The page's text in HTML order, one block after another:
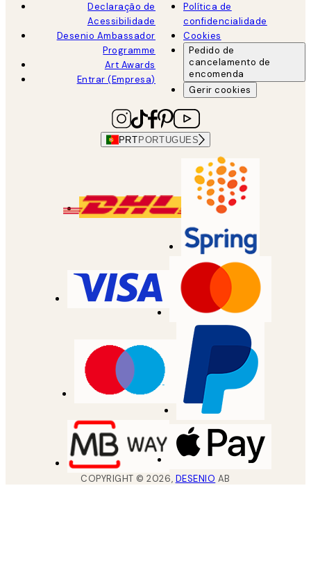
Declaração de
Acessibilidade
Desenio Ambassador
Programme
Art Awards
Entrar (Empresa)
Política de
confidencialidade
Cookies
Pedido de
cancelamento de
encomenda
Gerir cookies
PRT PORTUGUES
COPYRIGHT ©2026, DESENIO AB